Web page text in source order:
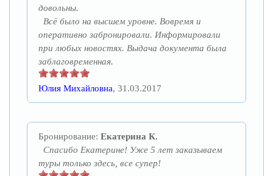
довольны.
Всё было на высшем уровне. Вовремя и
оперативно забронировали. Информировали
при любых новостях. Выдача документа была
заблаговременная.
Юлия Михайловна, 31.03.2017
Бронирование: Екатерина К.
Спасибо Екатерине! Уже 5 лет заказываем
туры только здесь, все супер!